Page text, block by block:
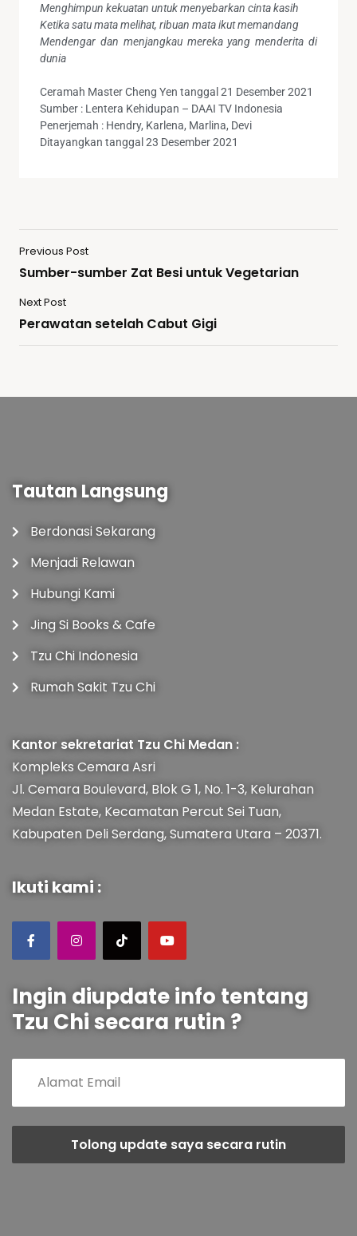
Menghimpun kekuatan untuk menyebarkan cinta kasih
Ketika satu mata melihat, ribuan mata ikut memandang
Mendengar dan menjangkau mereka yang menderita di
dunia
Ceramah Master Cheng Yen tanggal 21 Desember 2021
Sumber : Lentera Kehidupan – DAAI TV Indonesia
Penerjemah : Hendry, Karlena, Marlina, Devi
Ditayangkan tanggal 23 Desember 2021
Previous Post
Sumber-sumber Zat Besi untuk Vegetarian
Next Post
Perawatan setelah Cabut Gigi
Tautan Langsung
Berdonasi Sekarang
Menjadi Relawan
Hubungi Kami
Jing Si Books & Cafe
Tzu Chi Indonesia
Rumah Sakit Tzu Chi
Kantor sekretariat Tzu Chi Medan :
Kompleks Cemara Asri
Jl. Cemara Boulevard, Blok G 1, No. 1-3, Kelurahan
Medan Estate, Kecamatan Percut Sei Tuan,
Kabupaten Deli Serdang, Sumatera Utara – 20371.
Ikuti kami :
Ingin diupdate info tentang
Tzu Chi secara rutin ?